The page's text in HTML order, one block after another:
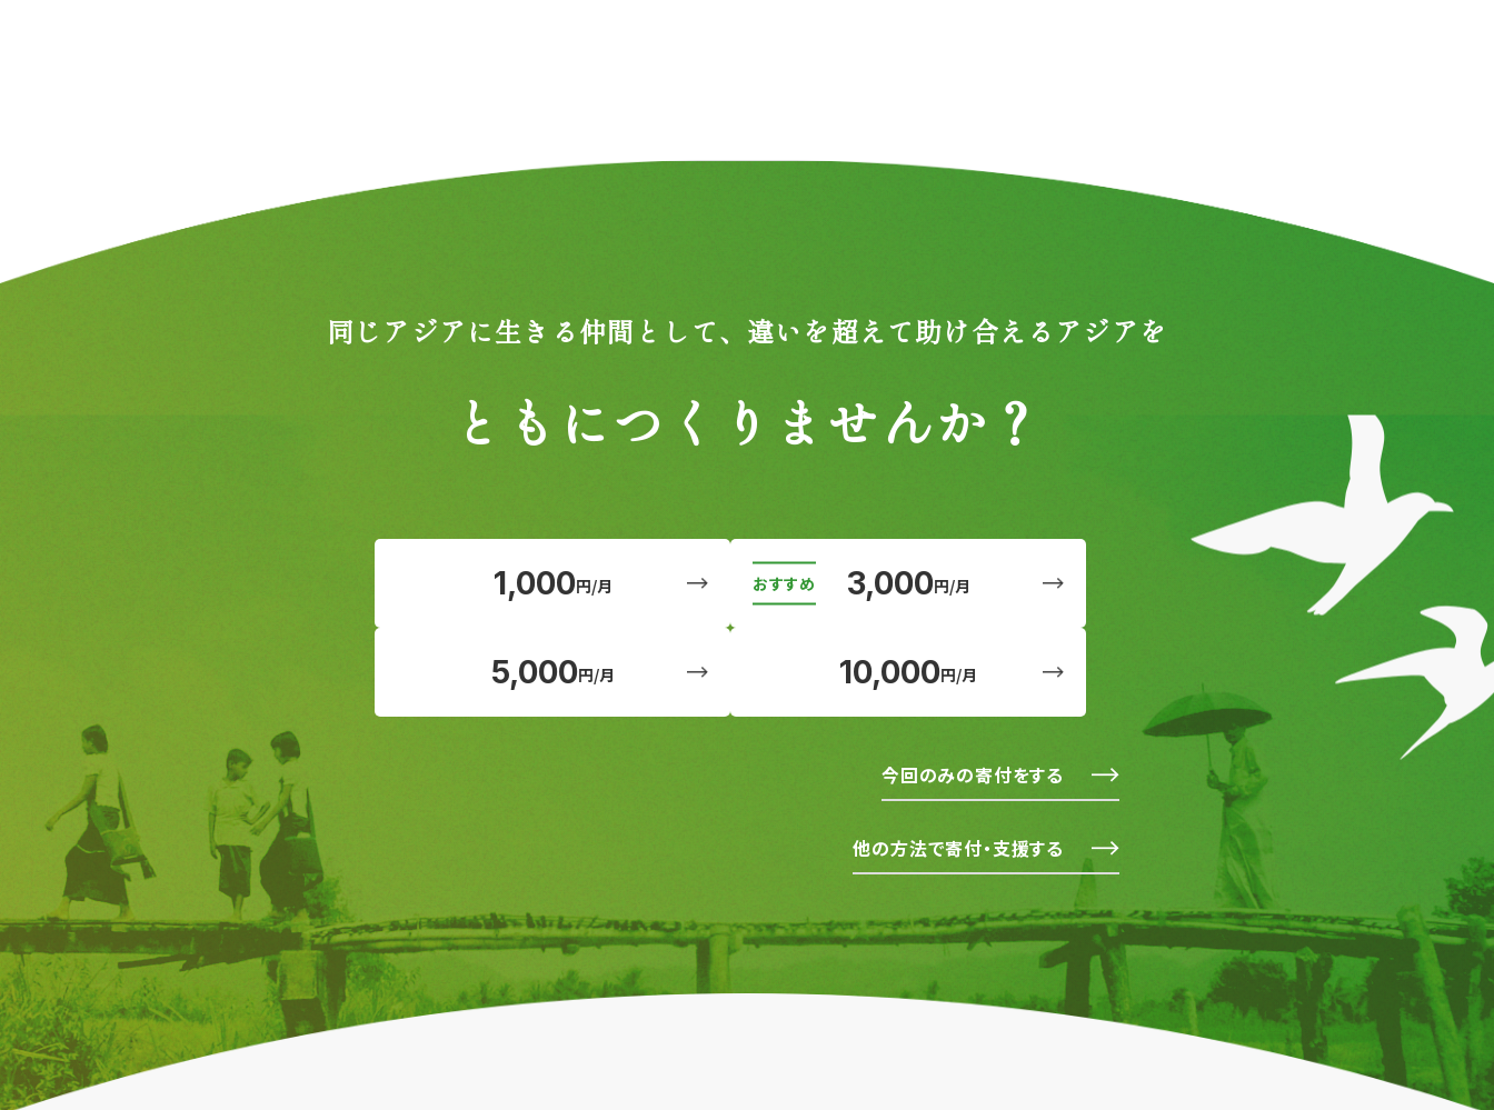
同じアジアに生きる仲間として、 違いを超えて助け合えるアジアを
ともにつくりませんか？
1,000円/月 3,000円/月
5,000円/月 10,000円/月
今回のみの寄付をする
他の方法で寄付・支援する